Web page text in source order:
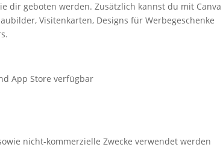
dir geboten werden. Zusätzlich kannst du mit Canva
Visitenkarten, Designs für Werbegeschenke
App Store verfügbar
nicht-kommerzielle Zwecke verwendet werden